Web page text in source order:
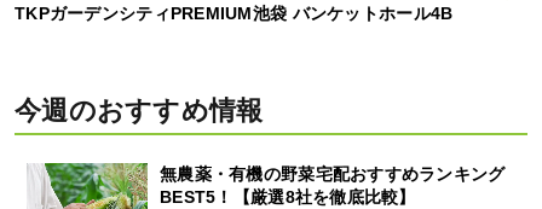
TKPガーデンシティPREMIUM池袋 バンケットホール4B
今週のおすすめ情報
無農薬・有機の野菜宅配おすすめランキング
BEST5！【厳選8社を徹底比較】